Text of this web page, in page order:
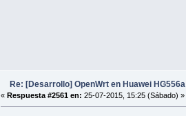
Re: [Desarrollo] OpenWrt en Huawei HG556a
«Respuesta #2561 en: 25-07-2015, 15:25 (Sábado) »